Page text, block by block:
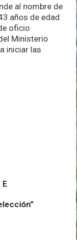
al nombre de
años de edad
oficio
Ministerio
iniciar las
E